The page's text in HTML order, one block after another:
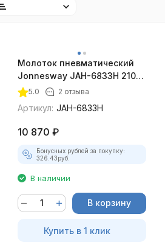
Молоток пневматический
Jonnesway JAH-6833H 2100
уд/мин., патрон H10
5.0 2 отзыва
Артикул: JAH-6833H
10 870 ₽
Бонусных рублей за покупку:
326.43руб.
В наличии
В корзину
Купить в 1 клик